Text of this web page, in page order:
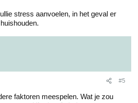
stress aanvoelen, in het geval er
#5
faktoren meespelen. Wat je zou